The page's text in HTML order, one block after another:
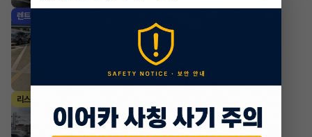
렌트
4WD 프레스티지
627,600원 X
4,500,000원
조회 2,1801시간 전
리스
2022년 2.0 Hybrid GT
월 1,697,700원 X 24 개월